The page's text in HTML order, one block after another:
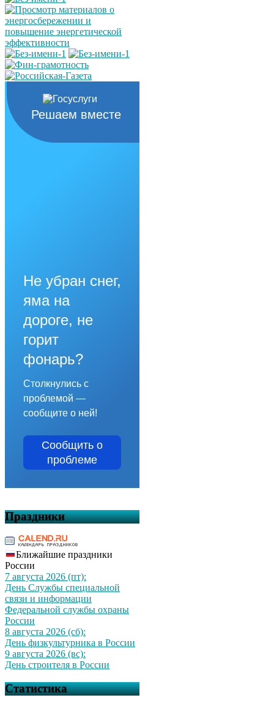
Решаем вместе
Не убран снег,
яма на
дороге, не
горит
фонарь?
Столкнулись с
проблемой —
сообщите о ней!
Сообщить о
проблеме
Праздники
Ближайшие праздники
России
7 августа 2026 (пт):
День Службы специальной
связи и информации
Федеральной службы охраны
России
8 августа 2026 (сб):
День физкультурника в России
9 августа 2026 (вс):
День строителя в России
Статистика